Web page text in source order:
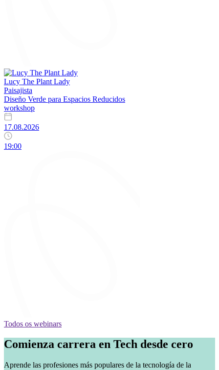
Lucy The Plant Lady
Paisajista
Diseño Verde para Espacios Reducidos
workshop
17.08.2026
19:00
Todos os webinars
Comienza carrera en Tech desde cero
Aprende las profesiones más populares de la tecnología de la